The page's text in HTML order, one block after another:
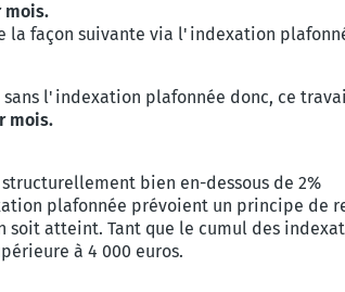
mois.
la façon suivante via l'indexation
sans l'indexation plafonnée donc, ce
mois.
bien en-dessous de 2%
plafonnée prévoient un principe de
atteint. Tant que le cumul des
à 4 000 euros.